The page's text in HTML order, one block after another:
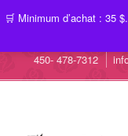
450- 478-7312
🛒 Minimum d’achat : 35